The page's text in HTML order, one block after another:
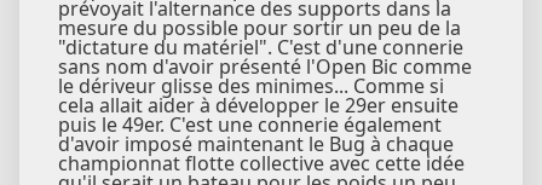
prévoyait l'alternance des supports dans la
mesure du possible pour sortir un peu de la
"dictature du matériel". C'est d'une connerie
sans nom d'avoir présenté l'Open Bic comme
le dériveur glisse des minimes... Comme si
cela allait aider à développer le 29er ensuite
puis le 49er. C'est une connerie également
d'avoir imposé maintenant le Bug à chaque
championnat flotte collective avec cette idée